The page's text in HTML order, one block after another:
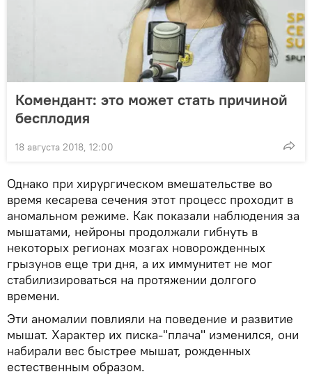
Комендант: это может стать причиной
бесплодия
18 августа 2018, 12:00
Однако при хирургическом вмешательстве во
время кесарева сечения этот процесс проходит в
аномальном режиме. Как показали наблюдения за
мышатами, нейроны продолжали гибнуть в
некоторых регионах мозгах новорожденных
грызунов еще три дня, а их иммунитет не мог
стабилизироваться на протяжении долгого
времени.
Эти аномалии повлияли на поведение и развитие
мышат. Характер их писка-"плача" изменился, они
набирали вес быстрее мышат, рожденных
естественным образом.